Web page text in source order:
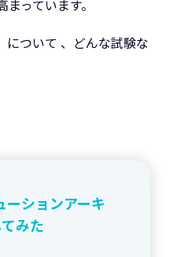
っています。
について 、どんな試験な
ーションアーキ
みた